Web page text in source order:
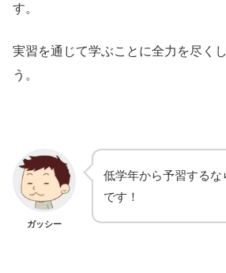
す。
実習を通じて学ぶことに全力を尽く
う。
ガッシー
低学年から予習する
です！